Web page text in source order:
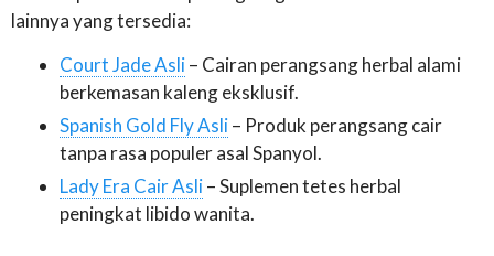
lainnya yang tersedia:
Court Jade Asli– Cairan perangsang herbal alami
berkemasan kaleng eksklusif.
Spanish Gold Fly Asli– Produk perangsang cair
tanpa rasa populer asal Spanyol.
Lady Era Cair Asli– Suplemen tetes herbal
peningkat libido wanita.